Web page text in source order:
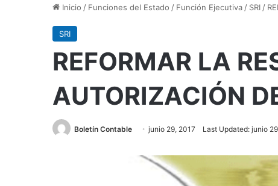
Inicio / Funciones del Estado / Función Ejecutiva / SRI /
SRI
REFORMAR LA
AUTORIZACIÓN
Boletín Contable junio 29, 2017 Last Updated: junio